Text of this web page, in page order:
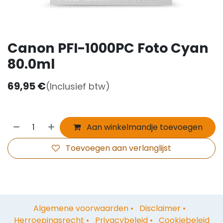
Canon PFI-1000PC Foto Cyan
80.0ml
69,95€(Inclusief btw)
Aan winkelmandje toevoegen
Toevoegen aan verlanglijst
Algemene voorwaarden • Disclaimer •
Herroepingsrecht • Privacybeleid • Cookiebeleid